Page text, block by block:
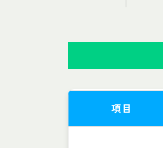
項目